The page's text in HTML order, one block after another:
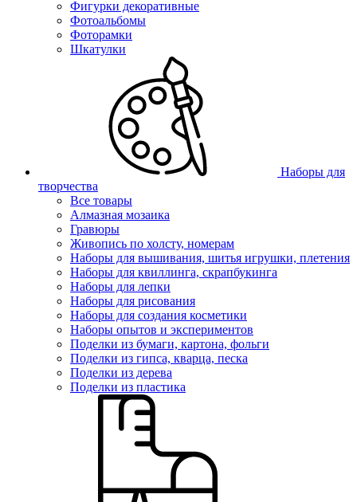
Фигурки декоративные
Фотоальбомы
Фоторамки
Шкатулки
Наборы для
творчества
Все товары
Алмазная мозаика
Гравюры
Живопись по холсту, номерам
Наборы для вышивания, шитья игрушки, плетения
Наборы для квиллинга, скрапбукинга
Наборы для лепки
Наборы для рисования
Наборы для создания косметики
Наборы опытов и экспериментов
Поделки из бумаги, картона, фольги
Поделки из гипса, кварца, песка
Поделки из дерева
Поделки из пластика